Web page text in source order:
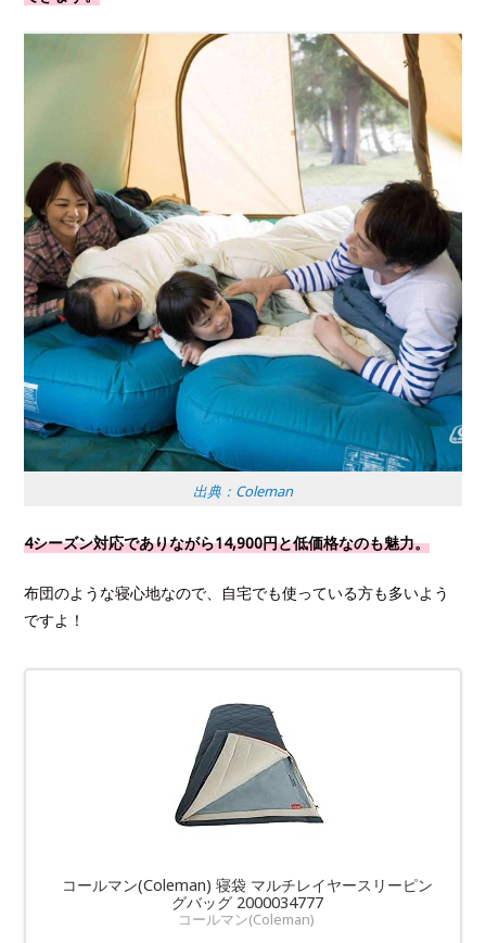
出典：Coleman
4シーズン対応でありながら14,900円と低価格なのも魅力。
布団のような寝心地なので、自宅でも使っている方も多いよう
ですよ！
コールマン(Coleman) 寝袋 マルチレイヤースリーピン
グバッグ 2000034777
コールマン(Coleman)